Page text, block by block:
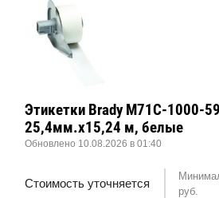
Этикетки Brady M71C-1000-
25,4мм.х15,24 м, белые
Обновлено 10.08.2026 в 01:40
Стоимость уточняется
руб.